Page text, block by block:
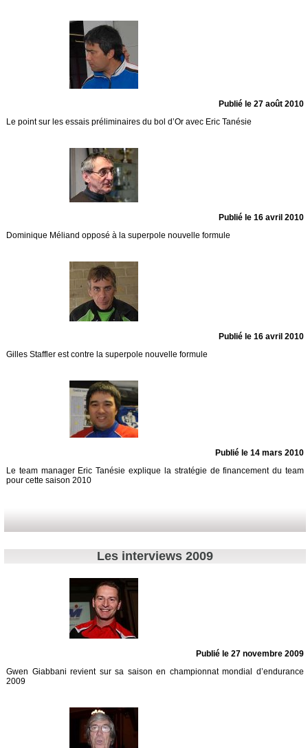
Publié le 27 août 2010
Le point sur les essais préliminaires du bol d’Or avec Eric Tanésie
Publié le 16 avril 2010
Dominique Méliand opposé à la superpole nouvelle formule
Publié le 16 avril 2010
Gilles Staffler est contre la superpole nouvelle formule
Publié le 14 mars 2010
Le team manager Eric Tanésie explique la stratégie de financement du team
pour cette saison 2010
Les interviews 2009
Publié le 27 novembre 2009
Gwen Giabbani revient sur sa saison en championnat mondial d’endurance
2009